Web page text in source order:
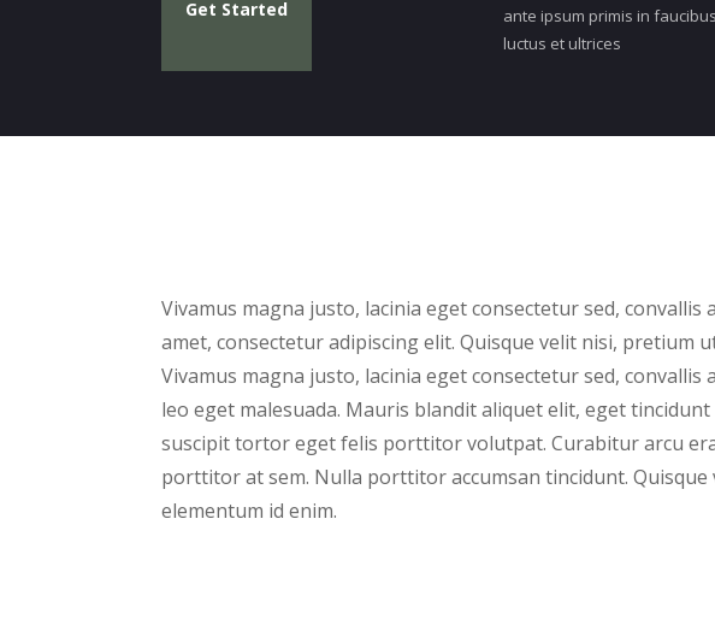
Get Started
ante ipsum primis in
luctus et ultrices
Vivamus magna justo, lacinia eget consectetur sed,
amet, consectetur adipiscing elit. Quisque velit nisi, pretium
Vivamus magna justo, lacinia eget consectetur sed,
leo eget malesuada. Mauris blandit aliquet elit, eget
suscipit tortor eget felis porttitor volutpat. Curabitur arcu
porttitor at sem. Nulla porttitor accumsan tincidunt.
elementum id enim.